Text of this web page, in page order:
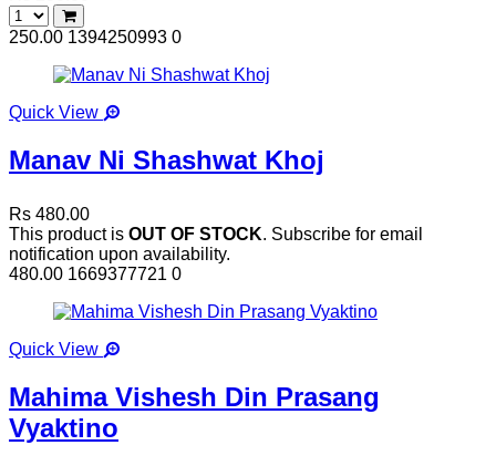
250.00 1394250993 0
Quick View
Manav Ni Shashwat Khoj
Rs 480.00
This product is OUT OF STOCK. Subscribe for email
notification upon availability.
480.00 1669377721 0
Quick View
Mahima Vishesh Din Prasang
Vyaktino